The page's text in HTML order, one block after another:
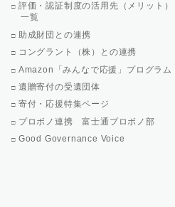
評価・認証制度の活用先（メリット）
一覧
助成財団との連携
コングラント（株）との連携
Amazon「みんなで応援」プログラム
遺贈寄付の受遺団体
寄付・応援特集ページ
プロボノ連携 富士通プロボノ部
Good Governance Voice